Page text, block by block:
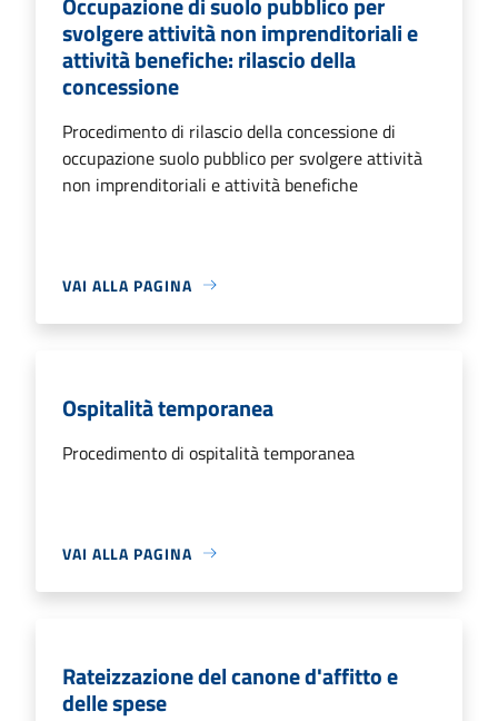
svolgere attività non imprenditoriali e
attività benefiche: rilascio della
concessione
Procedimento di rilascio della concessione di
occupazione suolo pubblico per svolgere attività
non imprenditoriali e attività benefiche
VAI ALLA PAGINA
Ospitalità temporanea
Procedimento di ospitalità temporanea
VAI ALLA PAGINA
Rateizzazione del canone d'affitto e
delle spese